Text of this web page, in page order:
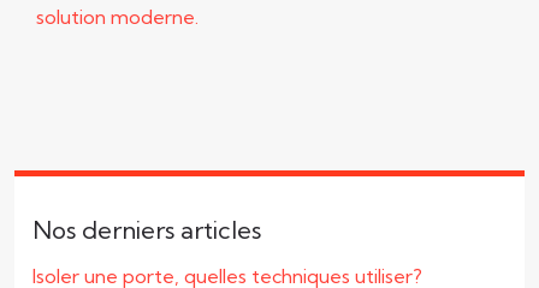
solution moderne.
Nos derniers articles
Isoler une porte, quelles techniques utiliser?